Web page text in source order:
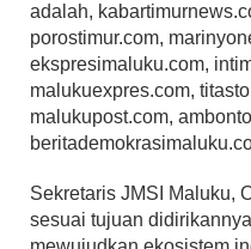
adalah,
porostimur.com,
ekspresimaluku.com,
malukuexpres.com,
malukupost.com,
Sekretaris JMSI Maluku,
sesuai tujuan